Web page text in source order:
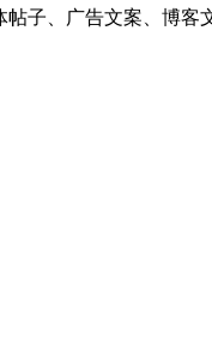
子、广告文案、博